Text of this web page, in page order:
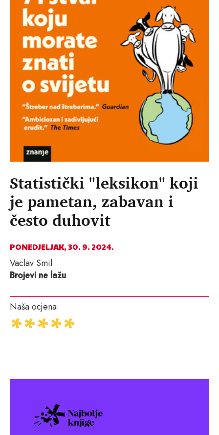
Statistički "leksikon" koji
je pametan, zabavan i
često duhovit
PONEDJELJAK, 30. 9. 2024.
Vaclav Smil
Brojevi ne lažu
Naša ocjena: